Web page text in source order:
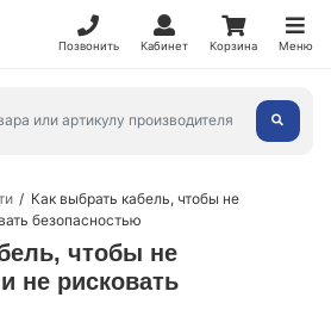
Позвонить Кабинет Корзина Меню
Как выбрать кабель, чтобы не
безопасностью
чтобы не
не рисковать